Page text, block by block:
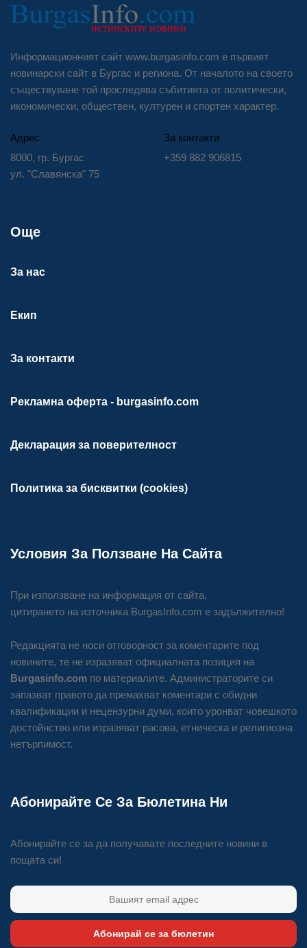
Информационният сайт www.burgasinfo.com е първият
новинарски сайт в Бургас и региона. От началото на своето
съществуване той проследява събитията от политически,
икономически, обществен, културен и спортен характер.
Адрес
8000, гр. Бургас
ул. "Славянска" 75
За контакти
+359 882 906815
Още
За нас
Екип
За контакти
Рекламна оферта - burgasinfo.com
Декларация за поверителност
Политика за бисквитки (cookies)
Условия За Ползване На Сайта
При използване на информация от сайта,
цитирането на източника BurgasInfo.com е задължително!
Редакцията не носи отговорност за коментарите под
новините, те не изразяват официалната позиция на
Burgasinfo.com по материалите. Администраторите си
запазват правото да премахват коментари с обидни
квалификации и нецензурни думи, които уронват човешкото
достойнство или изразяват расова, етническа и религиозна
нетърпимост.
Абонирайте Се За Бюлетина Ни
Абонирайте се за да получавате последните новини в
пощата си!
Абонирай се за бюлетин